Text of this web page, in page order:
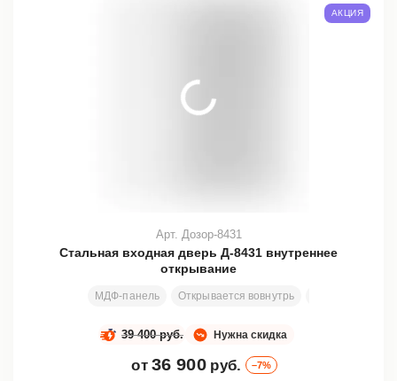
Стальная входная дверь Д-8431 внутреннее
открывание
МДФ-панель Открывается вовнутрь
Арт. Дозор-8431
Нужна скидка
39 400 руб.
от 36 900 руб. –7%
АКЦИЯ